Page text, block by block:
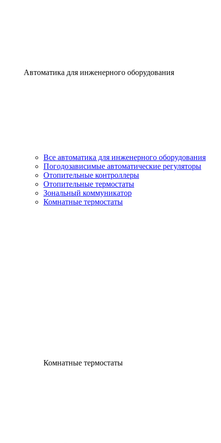
Автоматика для инженерного оборудования
Все автоматика для инженерного оборудования
Погодозависимые автоматические регуляторы
Отопительные контроллеры
Отопительные термостаты
Зональный коммуникатор
Комнатные термостаты
Комнатные термостаты